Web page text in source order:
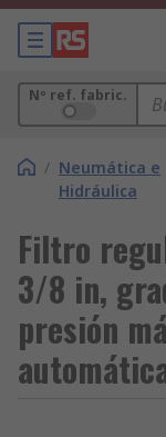
Nº ref. fabric.
/ Neumática e
Hidráulica
Filtro
3/8 in,
presión